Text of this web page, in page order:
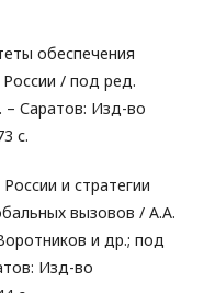
обеспечения
/ под ред.
– Саратов: Изд-во
с.
и стратегии
вызовов / А.А.
и др.; под
Изд-во